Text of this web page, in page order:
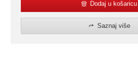
Dodaj u košaricu
Saznaj više